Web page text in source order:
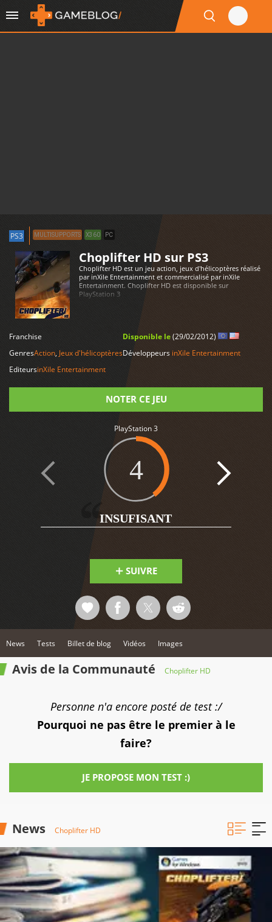
PS3 MULTISUPPORTS X360 PC
Choplifter HD sur PS3
Choplifter HD est un jeu action, jeux d'hélicoptères réalisé
par inXile Entertainment et commercialisé par inXile
Entertainment. Choplifter HD est disponible sur
PlayStation 3
Franchise
GenresAction, Jeux d'hélicoptères
EditeursinXile Entertainment
Disponible le(29/02/2012)
Développeurs inXile Entertainment
NOTER CE JEU
PlayStation 3
4
INSUFISANT
SUIVRE
News Tests Billet de blog Vidéos Images
Avis de la Communauté Choplifter HD
Personne n'a encore posté de test :/
Pourquoi ne pas être le premier à le
faire?
JE PROPOSE MON TEST :)
News Choplifter HD